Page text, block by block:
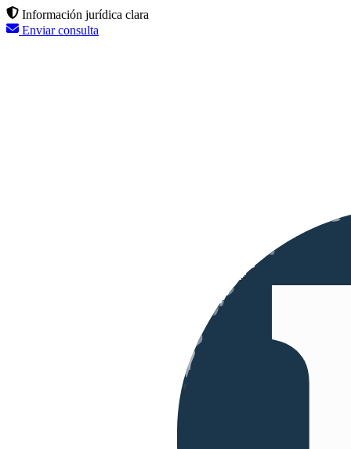
Información jurídica clara
Enviar consulta